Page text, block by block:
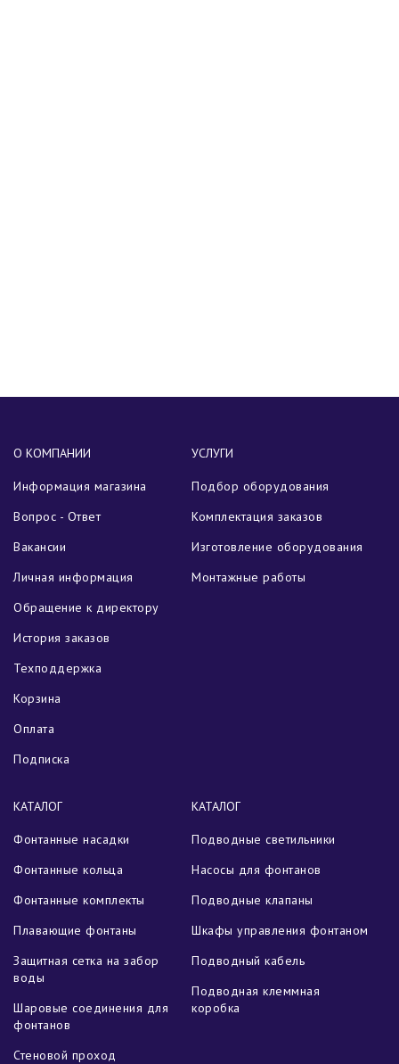
О КОМПАНИИ
Информация магазина
Вопрос - Ответ
Вакансии
Личная информация
Обращение к директору
История заказов
Техподдержка
Корзина
Оплата
Подписка
УСЛУГИ
Подбор оборудования
Комплектация заказов
Изготовление оборудования
Монтажные работы
КАТАЛОГ
Фонтанные насадки
Фонтанные кольца
Фонтанные комплекты
Плавающие фонтаны
Защитная сетка на забор
воды
Шаровые соединения для
фонтанов
Стеновой проход
КАТАЛОГ
Подводные светильники
Насосы для фонтанов
Подводные клапаны
Шкафы управления фонтаном
Подводный кабель
Подводная клеммная
коробка